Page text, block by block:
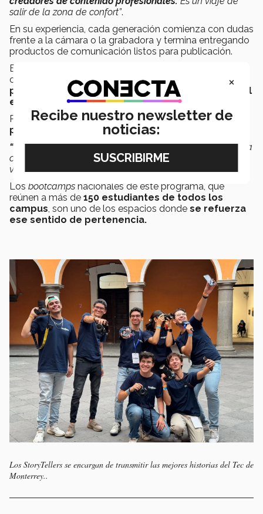
salir de la zona de confort”.
En su experiencia, cada generación comienza con dudas
frente a la cámara o la grabadora y termina entregando
productos de comunicación listos para publicación.
En Monterrey,
campus Monterrey, conoce el programa desde dentro:
primero fue StoryTeller y hoy es coordinadora del
equipo.
Para ella, lo más memorable esla creación de redes
personales y profesionales.
“Desconocidos se convierten en familia. Lo que empieza
como un proyecto termina en amistades para toda la
vida”.
Los bootcamps nacionales de este programa, que
reúnen a más de 150 estudiantes de todos los
campus, son uno de los espacios donde se refuerza
ese sentido de pertenencia.
Los StoryTellers se encargan de transmitir las mejores historias del Tec de
Monterrey..
×
Recibe nuestro newsletter de
noticias: